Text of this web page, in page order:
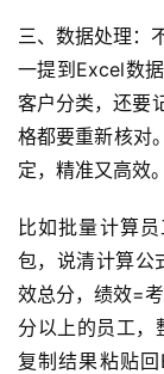
A
I
实
干
群
三、数据处理：
一提到Excel数
客户分类，还要
格都要重新核对
定，精准又高效。
比如批量计算
包，说清计算公
效总分，绩效=
分以上的员工，
复制结果粘贴